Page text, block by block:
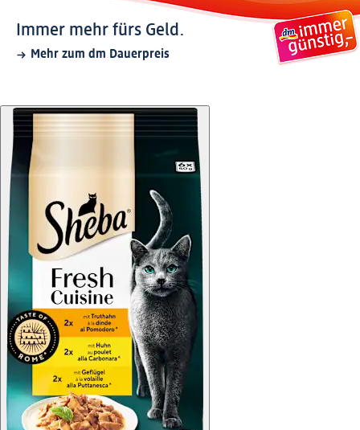
Immer mehr fürs Geld.
Mehr zum dm Dauerpreis